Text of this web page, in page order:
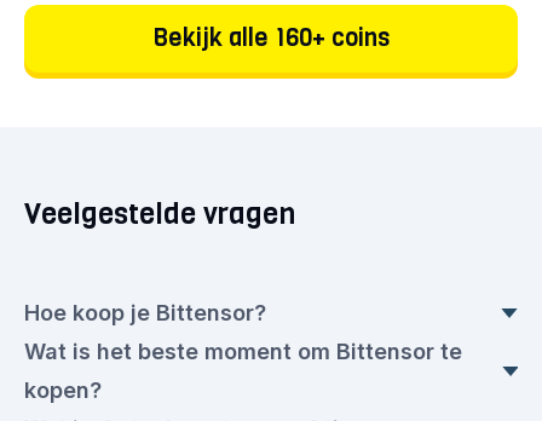
Bekijk alle 160+ coins
Veelgestelde vragen
Hoe koop je Bittensor?
Bittensor kopen is reuze eenvoudig bij BLOX. Om
Bittensor te kopen, doorloop je de volgende
Wat is het beste moment om Bittensor te
kopen?